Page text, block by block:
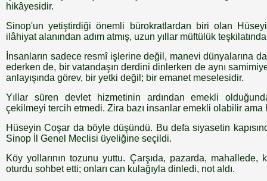
hikâyesidir.
Sinop'un yetiştirdiği önemli bürokratlardan biri olan
ilâhiyat alanından adım atmış, uzun yıllar müftülük teşkilatında
İnsanların sadece resmî işlerine değil, manevi dünyalarına
ederken de, bir vatandaşın derdini dinlerken de aynı
anlayışında görev, bir yetki değil; bir emanet meselesidir.
Yıllar süren devlet hizmetinin ardından emekli
çekilmeyi tercih etmedi. Zira bazı insanlar emekli olabilir ama
Hüseyin Coşar da böyle düşündü. Bu defa siyasetin
Sinop İl Genel Meclisi üyeliğine seçildi.
Köy yollarının tozunu yuttu. Çarşıda, pazarda, mahallede,
oturdu sohbet etti; onları can kulağıyla dinledi, not aldı.